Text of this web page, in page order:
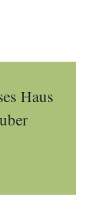
Haus